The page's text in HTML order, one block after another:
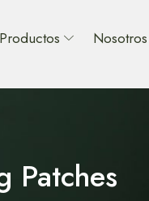
Productos Nosotros
Patches